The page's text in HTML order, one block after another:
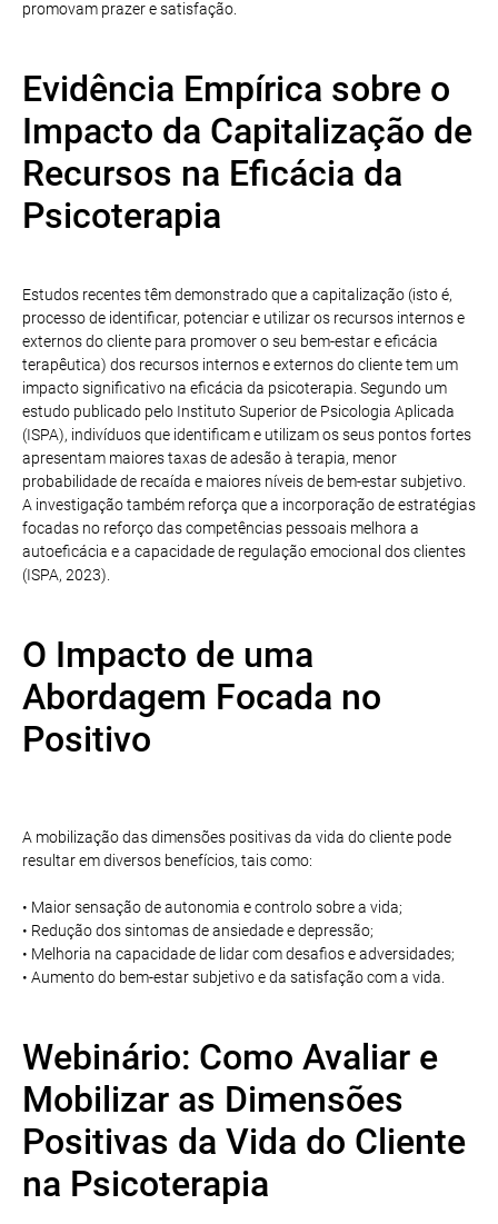
promovam prazer e satisfação.
Evidência Empírica sobre o
Impacto da Capitalização de
Recursos na Eficácia da
Psicoterapia
Estudos recentes têm demonstrado que a capitalização (isto é,
processo de identificar, potenciar e utilizar os recursos internos e
externos do cliente para promover o seu bem-estar e eficácia
terapêutica) dos recursos internos e externos do cliente tem um
impacto significativo na eficácia da psicoterapia. Segundo um
estudo publicado pelo Instituto Superior de Psicologia Aplicada
(ISPA), indivíduos que identificam e utilizam os seus pontos fortes
apresentam maiores taxas de adesão à terapia, menor
probabilidade de recaída e maiores níveis de bem-estar subjetivo.
A investigação também reforça que a incorporação de estratégias
focadas no reforço das competências pessoais melhora a
autoeficácia e a capacidade de regulação emocional dos clientes
(ISPA, 2023).
O Impacto de uma
Abordagem Focada no
Positivo
A mobilização das dimensões positivas da vida do cliente pode
resultar em diversos benefícios, tais como:
• Maior sensação de autonomia e controlo sobre a vida;
• Redução dos sintomas de ansiedade e depressão;
• Melhoria na capacidade de lidar com desafios e adversidades;
• Aumento do bem-estar subjetivo e da satisfação com a vida.
Webinário: Como Avaliar e
Mobilizar as Dimensões
Positivas da Vida do Cliente
na Psicoterapia